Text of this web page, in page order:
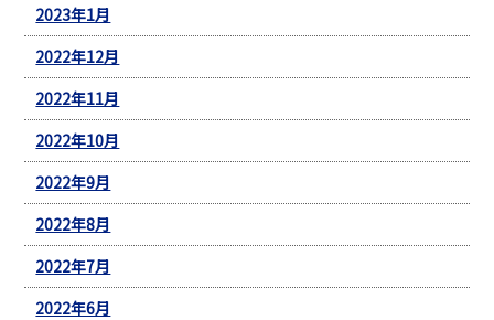
2023年1月
2022年12月
2022年11月
2022年10月
2022年9月
2022年8月
2022年7月
2022年6月